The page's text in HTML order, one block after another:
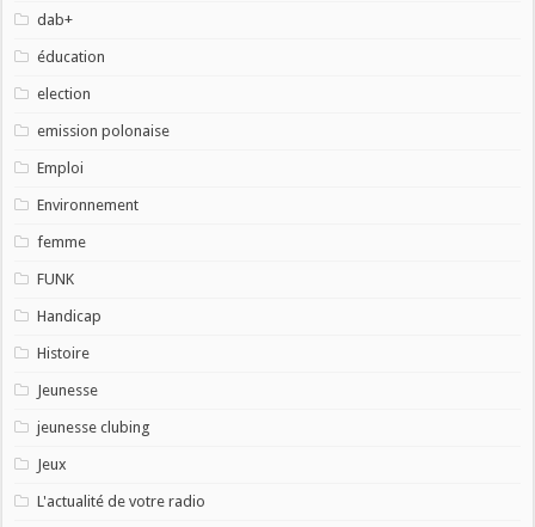
dab+
éducation
election
emission polonaise
Emploi
Environnement
femme
FUNK
Handicap
Histoire
Jeunesse
jeunesse clubing
Jeux
L'actualité de votre radio